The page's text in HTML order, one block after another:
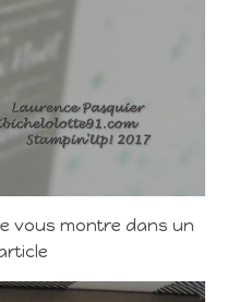
vous montre dans un